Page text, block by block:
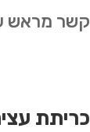
קשר מראש
כריתת